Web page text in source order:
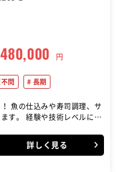
480,000 円
問 長期
サ
す。 経験や技術レベルに合
詳しく見る